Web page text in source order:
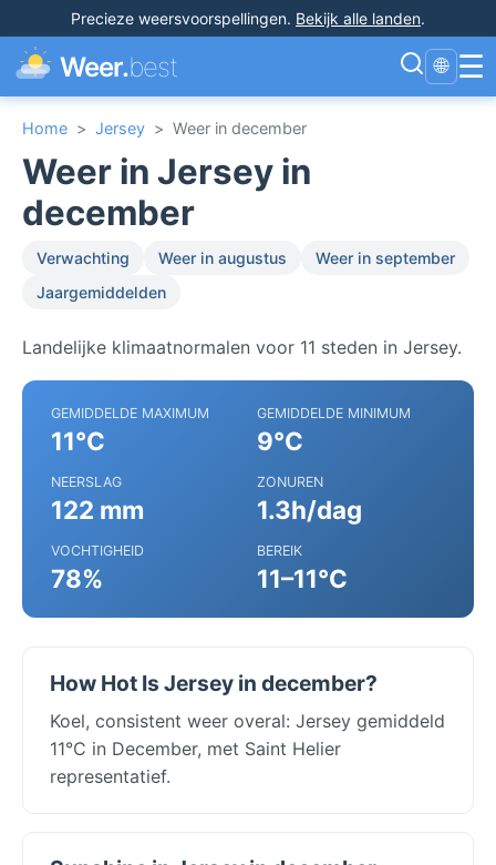
Precieze weersvoorspellingen. Bekijk alle landen.
Weer.best 🌐 ☰
Home > Jersey > Weer in december
Weer in Jersey in
december
Verwachting Weer in augustus
Weer in september
Jaargemiddelden
Landelijke klimaatnormalen voor 11 steden in Jersey.
GEMIDDELDE MAXIMUM
11°C
GEMIDDELDE MINIMUM
9°C
NEERSLAG
122 mm
ZONUREN
1.3h/dag
VOCHTIGHEID
78%
BEREIK
11–11°C
How Hot Is Jersey in december?
Koel, consistent weer overal: Jersey gemiddeld
11°C in December, met Saint Helier
representatief.